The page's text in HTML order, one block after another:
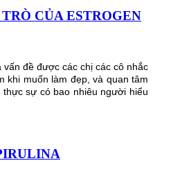
CỦA ESTROGEN
đề được các chị các cô nhắc
khi muốn làm đẹp, và quan tâm
sự có bao nhiêu người hiểu